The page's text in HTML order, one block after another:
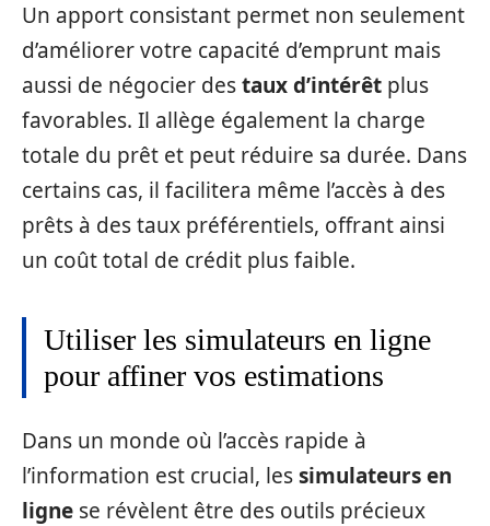
Un apport consistant permet non seulement
d’améliorer votre capacité d’emprunt mais
aussi de négocier destaux d’intérêt plus
favorables. Il allège également la charge
totale du prêt et peut réduire sa durée. Dans
certains cas, il facilitera même l’accès à des
prêts à des taux préférentiels, offrant ainsi
un coût total de crédit plus faible.
Utiliser les simulateurs en ligne
pour affiner vos estimations
Dans un monde où l’accès rapide à
l’information est crucial, lessimulateurs en
ligne se révèlent être des outils précieux